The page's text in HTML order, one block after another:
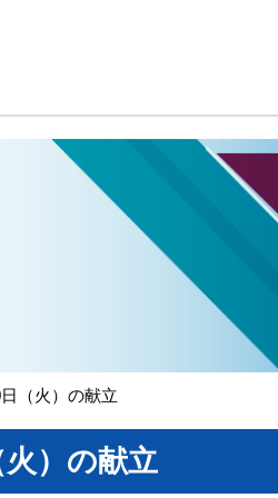
（火）の献立
）の献立